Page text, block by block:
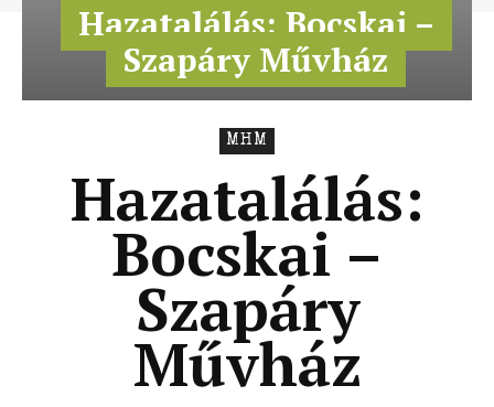
Hazatalálás: Bocskai –
Szapáry Művház
MHM
Hazatalálás:
Bocskai –
Szapáry
Művház